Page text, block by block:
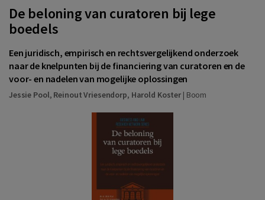
De beloning van curatoren bij lege
boedels
Een juridisch, empirisch en rechtsvergelijkend onderzoek
naar de knelpunten bij de financiering van curatoren en de
voor- en nadelen van mogelijke oplossingen
Jessie Pool, Reinout Vriesendorp, Harold Koster | Boom